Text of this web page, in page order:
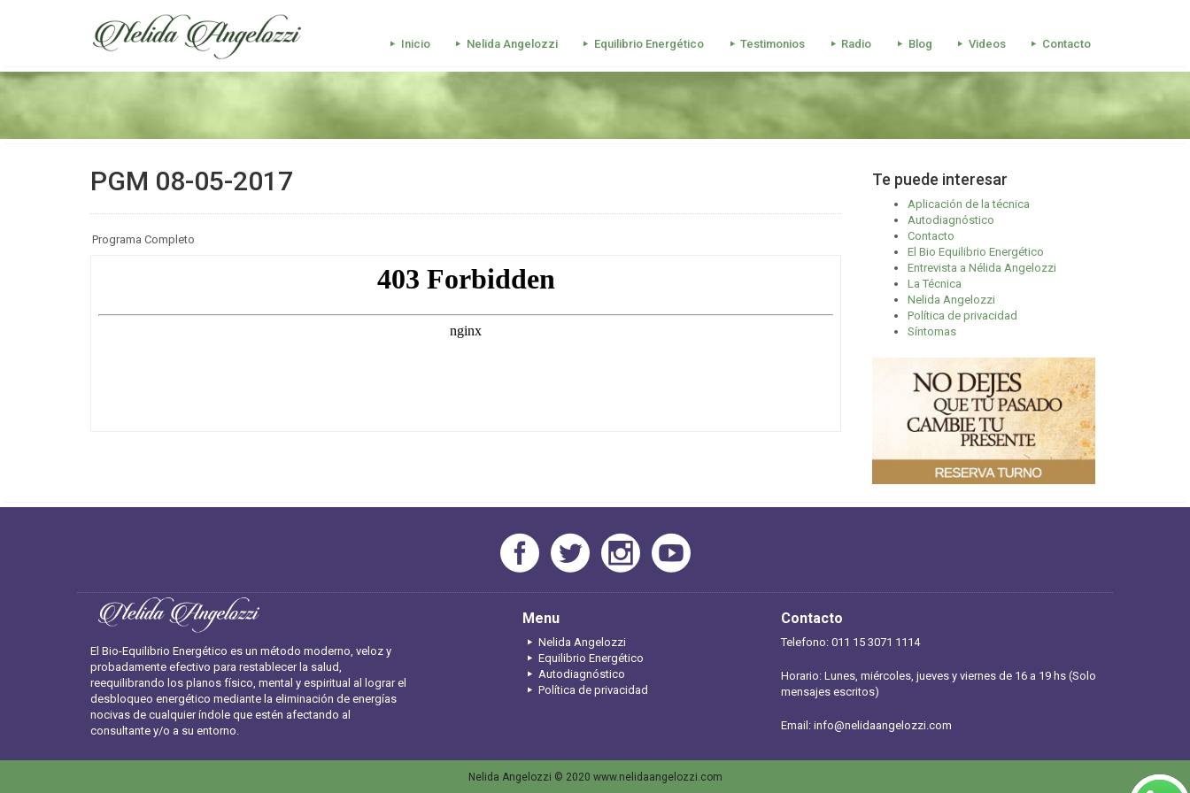
Inicio Nelida Angelozzi Equilibrio Energético Testimonios Radio Blog Videos Contacto
PGM 08-05-2017
Programa Completo
Te puede interesar
Aplicación de la técnica
Autodiagnóstico
Contacto
El Bio Equilibrio Energético
Entrevista a Nélida Angelozzi
La Técnica
Nelida Angelozzi
Política de privacidad
Síntomas
El Bio-Equilibrio Energético es un método moderno, veloz y
probadamente efectivo para restablecer la salud,
reequilibrando los planos físico, mental y espiritual al lograr el
desbloqueo energético mediante la eliminación de energías
nocivas de cualquier índole que estén afectando al
consultante y/o a su entorno.
Menu
Nelida Angelozzi
Equilibrio Energético
Autodiagnóstico
Política de privacidad
Contacto
Telefono: 011 15 3071 1114
Horario: Lunes, miércoles, jueves y viernes de 16 a 19 hs (Solo
mensajes escritos)
Email: info@nelidaangelozzi.com
Nelida Angelozzi © 2020 www.nelidaangelozzi.com